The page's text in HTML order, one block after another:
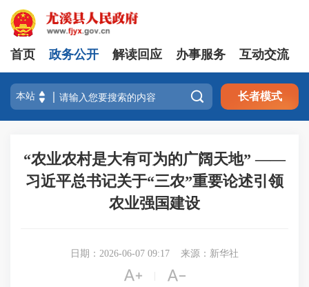
首页 政务公开 解读回应 办事服务 互动交流
 长者模式
“农业农村是大有可为的广阔天地” ——
习近平总书记关于“三农”重要论述引领
农业强国建设
日期：2026-06-07 09:17 来源：新华社
 